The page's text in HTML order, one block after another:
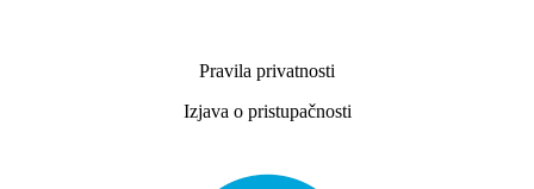
Pravila privatnosti
Izjava o pristupačnosti